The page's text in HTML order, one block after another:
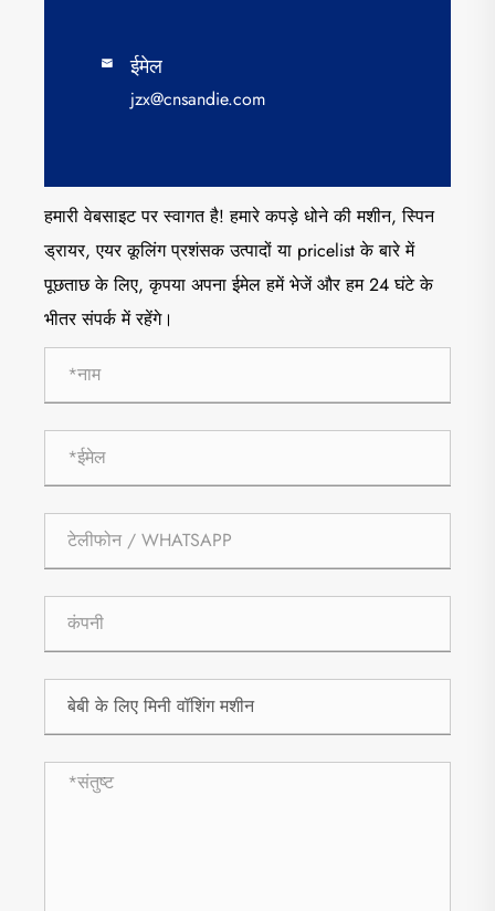
 ईमेल
jzx@cnsandie.com
हमारी वेबसाइट पर स्वागत है! हमारे कपड़े धोने की मशीन, स्पिन
ड्रायर, एयर कूलिंग प्रशंसक उत्पादों या pricelist के बारे में
पूछताछ के लिए, कृपया अपना ईमेल हमें भेजें और हम 24 घंटे के
भीतर संपर्क में रहेंगे।